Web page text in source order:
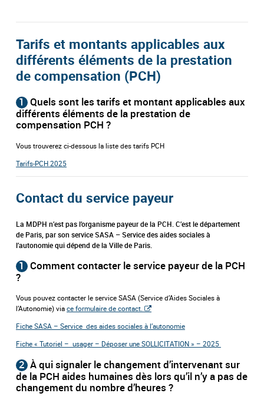
Tarifs et montants applicables aux
différents éléments de la prestation
de compensation (PCH)
1 Quels sont les tarifs et montant applicables aux
différents éléments de la prestation de
compensation PCH ?
Vous trouverez ci-dessous la liste des tarifs PCH
Tarifs-PCH 2025
Contact du service payeur
La MDPH n’est pas l’organisme payeur de la PCH. C’est le département
de Paris, par son service SASA – Service des aides sociales à
l’autonomie qui dépend de la Ville de Paris.
1 Comment contacter le service payeur de la PCH
?
Vous pouvez contacter le service SASA (Service d’Aides Sociales à
l’Autonomie) via ce formulaire de contact.
Fiche SASA – Service des aides sociales à l’autonomie
Fiche « Tutoriel – usager – Déposer une SOLLICITATION » – 2025
2 À qui signaler le changement d’intervenant sur
de la PCH aides humaines dès lors qu’il n’y a pas de
changement du nombre d’heures ?